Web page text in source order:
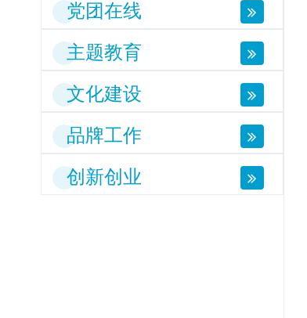
党团在线
主题教育
文化建设
品牌工作
创新创业